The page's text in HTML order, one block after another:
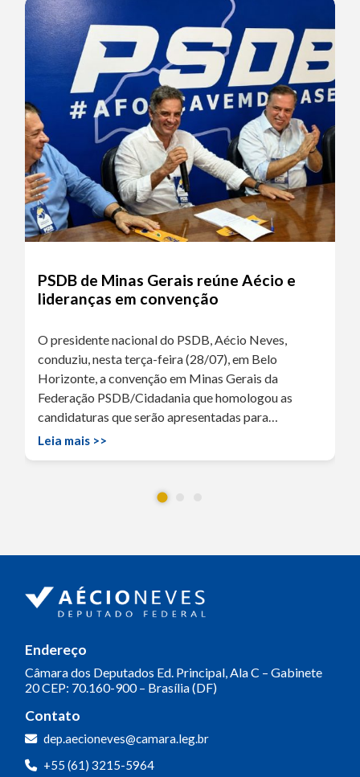
PSDB de Minas Gerais reúne Aécio e
lideranças em convenção
O presidente nacional do PSDB, Aécio Neves,
conduziu, nesta terça-feira (28/07), em Belo
Horizonte, a convenção em Minas Gerais da
Federação PSDB/Cidadania que homologou as
candidaturas que serão apresentadas para…
Leia mais >>
Endereço
Câmara dos Deputados Ed. Principal, Ala C – Gabinete
20CEP: 70.160-900 – Brasília (DF)
Contato
dep.aecioneves@camara.leg.br
+55 (61) 3215-5964